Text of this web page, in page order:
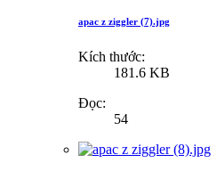
apac z ziggler (7).jpg
Kích thước:
181.6 KB
Đọc:
54